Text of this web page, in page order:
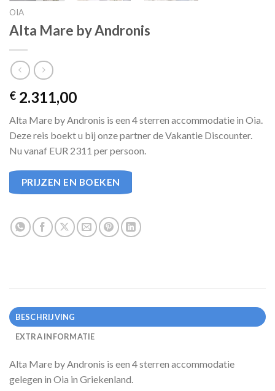
OIA
Alta Mare by Andronis
€ 2.311,00
Alta Mare by Andronis is een 4 sterren accommodatie in Oia.
Deze reis boekt u bij onze partner de Vakantie Discounter.
Nu vanaf EUR 2311 per persoon.
PRIJZEN EN BOEKEN
BESCHRIJVING
EXTRA INFORMATIE
Alta Mare by Andronis is een 4 sterren accommodatie
gelegen in Oia in Griekenland.